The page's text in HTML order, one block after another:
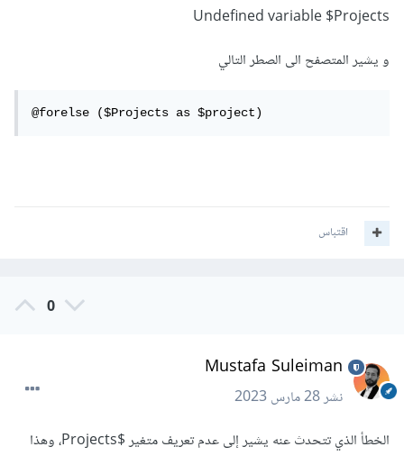
Undefined variable $Projects
و يشير المتصفح الى الصطر التالي
@forelse ($Projects as $project)
اقتباس
0
Mustafa Suleiman
نشر28 مارس 2023
الخطأ الذي تتحدث عنه يشير إلى عدم تعريف متغير $Projects، وهذا